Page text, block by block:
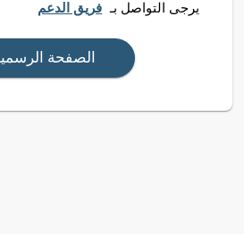
يرجى التواصل بـ فريق الدعم
الصفحة